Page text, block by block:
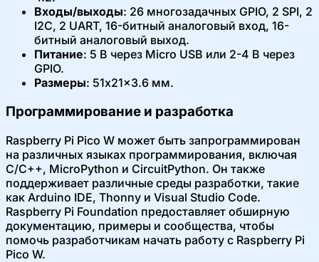
Входы/выходы: 26 многозадачных GPIO, 2 SPI, 2
I2C, 2 UART, 16-битный аналоговый вход, 16-
битный аналоговый выход.
Питание: 5 В через Micro USB или 2-4 В через
GPIO.
Размеры: 51x21x3.6 мм.
Программирование и разработка
Raspberry Pi Pico W может быть запрограммирован
на различных языках программирования, включая
C/C++, MicroPython и CircuitPython. Он также
поддерживает различные среды разработки, такие
как Arduino IDE, Thonny и Visual Studio Code.
Raspberry Pi Foundation предоставляет обширную
документацию, примеры и сообщества, чтобы
помочь разработчикам начать работу с Raspberry Pi
Pico W.